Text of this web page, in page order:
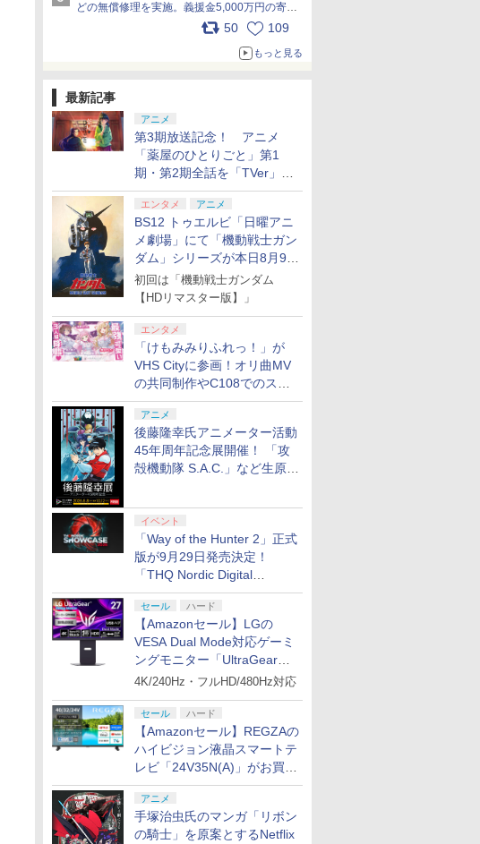
どの無償修理を実施。義援金5,000万円の寄付
も発表 pic.x.com/BAYsMfUfUC
50 109
もっと見る
最新記事
アニメ
第3期放送記念！ アニメ
「薬屋のひとりごと」第1
期・第2期全話を「TVer」に
て期間限定で順次無料配信開
始エンタメ アニメ
BS12 トゥエルビ「日曜アニ
メ劇場」にて「機動戦士ガン
ダム」シリーズが本日8月9日
から8週連続で放送
初回は「機動戦士ガンダム
【HDリマスター版】」
エンタメ
「けもみみりふれっ！」が
VHS Cityに参画！オリ曲MV
の共同制作やC108でのスペ
シャルコラボ広告を掲出
アニメ
後藤隆幸氏アニメーター活動
45年周年記念展開催！ 「攻
殻機動隊 S.A.C.」など生原
イベント
「Way of the Hunter 2」正式
版が9月29日発売決定！
「THQ Nordic Digital
Showcase 2026」まとめ
セール ハード
【Amazonセール】LGの
VESA Dual Mode対応ゲーミ
ングモニター「UltraGear
27G850A-B」がお買い得！
4K/240Hz・フルHD/480Hz対応
セール ハード
【Amazonセール】REGZAの
ハイビジョン液晶スマートテ
レビ「24V35N(A)」がお買い
得！
アニメ
手塚治虫氏のマンガ「リボン
の騎士」を原案とするNetflix